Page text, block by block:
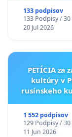
133 podpisov
133 Podpisy /
20 Jul 2026
PETÍCIA za
kultúry v
rusínskeho
1 552 podpisov
129 Podpisy /
11 Jun 2026